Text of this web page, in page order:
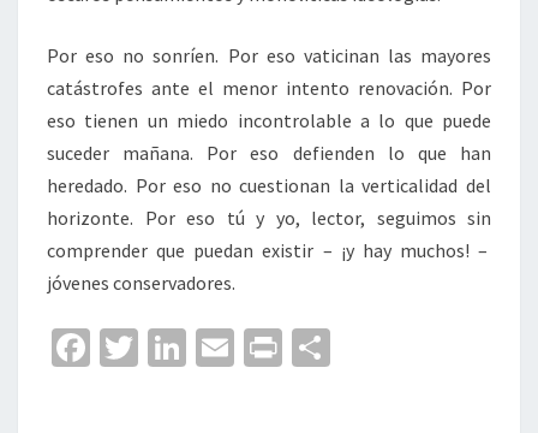
Por eso no sonríen. Por eso vaticinan las mayores
catástrofes ante el menor intento renovación. Por
eso tienen un miedo incontrolable a lo que puede
suceder mañana. Por eso defienden lo que han
heredado. Por eso no cuestionan la verticalidad del
horizonte. Por eso tú y yo, lector, seguimos sin
comprender que puedan existir – ¡y hay muchos! –
jóvenes conservadores.
Fa T
Li
E
Pr